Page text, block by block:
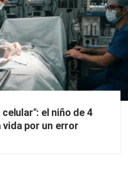
el niño de 4
vida por un error